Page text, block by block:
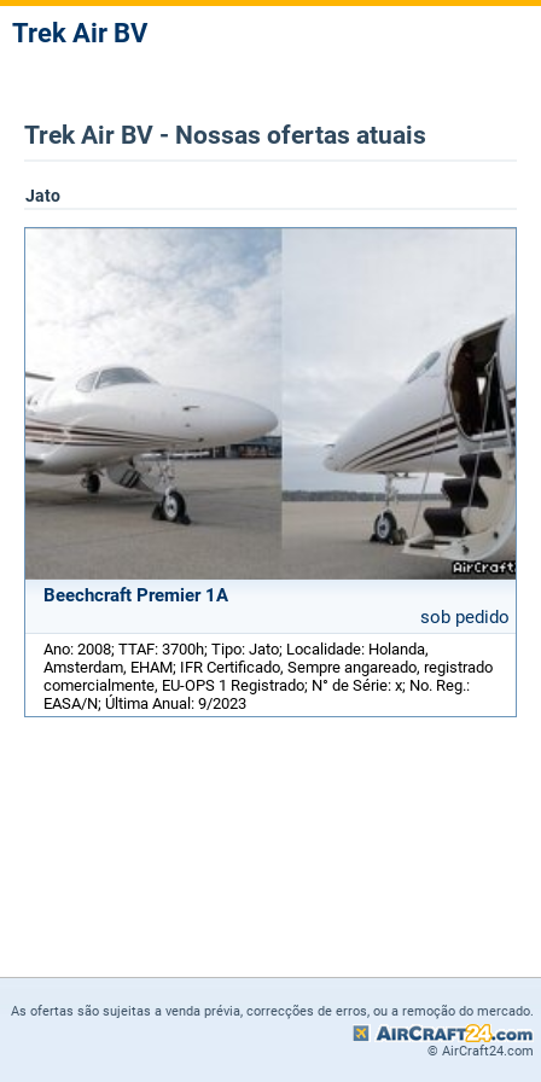
Trek Air BV
Trek Air BV - Nossas ofertas atuais
Jato
Beechcraft Premier 1A
sob pedido
Ano: 2008; TTAF: 3700h; Tipo: Jato; Localidade: Holanda,
Amsterdam, EHAM; IFR Certificado, Sempre angareado, registrado
comercialmente, EU-OPS 1 Registrado; N° de Série: x; No. Reg.:
EASA/N; Última Anual: 9/2023
As ofertas são sujeitas a venda prévia, correcções de erros, ou a remoção do mercado.
© AirCraft24.com